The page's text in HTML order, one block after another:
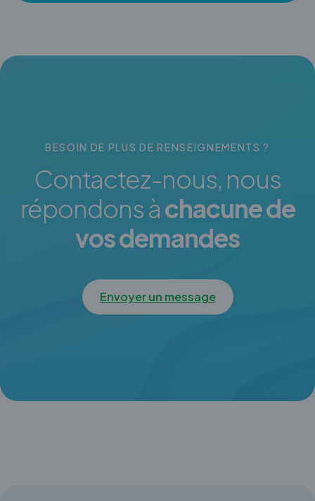
BESOIN DE PLUS DE RENSEIGNEMENTS ?
Contactez-nous, nous
répondons àchacune de
vos demandes
Envoyer un message